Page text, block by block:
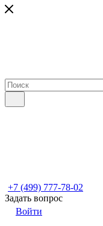
+7 (499) 777-78-02
Задать вопрос
Войти